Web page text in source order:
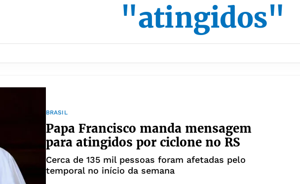
"atingidos"
BRASIL
Papa Francisco manda mensagem
para atingidos por ciclone no RS
Cerca de 135 mil pessoas foram afetadas pelo
temporal no início da semana